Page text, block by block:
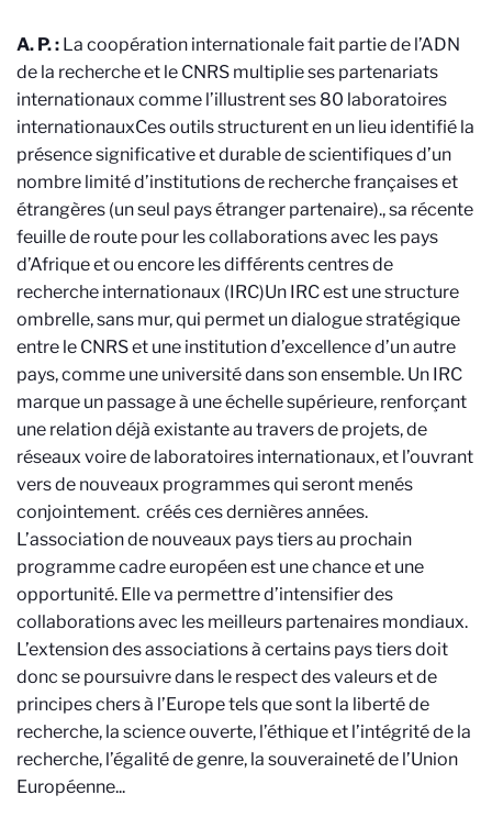
A. P. : La coopération internationale fait partie de l’ADN
de la recherche et le CNRS multiplie ses partenariats
internationaux comme l’illustrent ses 80 laboratoires
internationauxCes outils structurent en un lieu identifié la
présence significative et durable de scientifiques d’un
nombre limité d’institutions de recherche françaises et
étrangères (un seul pays étranger partenaire)., sa récente
feuille de route pour les collaborations avec les pays
d’Afrique et ou encore les différents centres de
recherche internationaux (IRC)Un IRC est une structure
ombrelle, sans mur, qui permet un dialogue stratégique
entre le CNRS et une institution d’excellence d’un autre
pays, comme une université dans son ensemble. Un IRC
marque un passage à une échelle supérieure, renforçant
une relation déjà existante au travers de projets, de
réseaux voire de laboratoires internationaux, et l’ouvrant
vers de nouveaux programmes qui seront menés
conjointement. créés ces dernières années.
L’association de nouveaux pays tiers au prochain
programme cadre européen est une chance et une
opportunité. Elle va permettre d’intensifier des
collaborations avec les meilleurs partenaires mondiaux.
L’extension des associations à certains pays tiers doit
donc se poursuivre dans le respect des valeurs et de
principes chers à l’Europe tels que sont la liberté de
recherche, la science ouverte, l’éthique et l’intégrité de la
recherche, l’égalité de genre, la souveraineté de l’Union
Européenne...